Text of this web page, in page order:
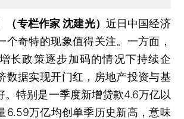
（专栏作家 沈建光） 近日中国经济
个奇特的现象值得关注。一方面，
长政策逐步加码的情况下持续企
数据实现开门红，房地产投资与基
。特别是一季度新增贷款4.6万亿以
6.59万亿均创单季历史新高，意味